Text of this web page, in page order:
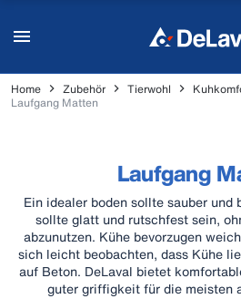
Home Zubehör Tierwohl
Laufgang Matten
Laufgang
Ein idealer boden sollte sauber und
sollte glatt und rutschfest sein,
abzunutzen. Kühe bevorzugen
sich leicht beobachten, dass Kühe
auf Beton. DeLaval bietet
guter griffigkeit für die meisten